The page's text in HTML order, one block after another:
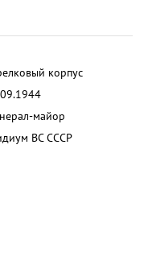
корпус
майор
ВС СССР